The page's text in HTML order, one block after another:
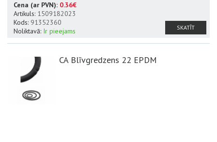
Cena (ar PVN): 0.36€
Artikuls: 1509182023
Kods: 91352360
Noliktavā: Ir pieejams SKATĪT
CA Blīvgredzens 22 EPDM